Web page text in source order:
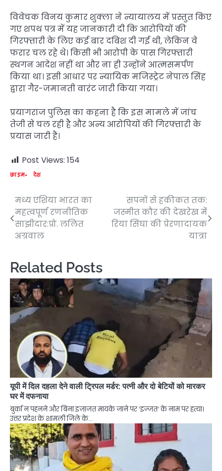
विवेचक विनय कुमार शुक्ला ने न्यायालय में प्रस्तुत किए
गए शपथ पत्र में यह जानकारी दी कि आरोपियों की
गिरफ्तारी के लिए कई बार दबिश दी गई थी, लेकिन वे
फरार चल रहे थे। किसी भी आरोपी के पास गिरफ्तारी
स्थगन आदेश नहीं था और ना ही उन्होंने आत्मसमर्पण
किया था। इसी आधार पर न्यायिक मजिस्ट्रेट नेपाल सिंह
द्वारा गैर-जमानती वारंट जारी किया गया।
प्रयागराज पुलिस का कहना है कि इस मामले में जांच
तेजी से चल रही है और अन्य आरोपियों की गिरफ्तारी के
प्रयास जारी हैं।
Post Views: 154
क्राइम देश
Post
navigation
मध्य एशिया भारत का
महत्वपूर्ण रणनीतिक
साझीदार:प्रो. ललित
अग्रवाल
सपनों से हकीकत तक:
जस्मीत कौर की देखरेख में
रिया सिंघा की प्रेरणादायक
यात्रा
Related Posts
यूपी में दिल दहला देने वाली ट्रिपल मर्डर: पत्नी और दो बेटियों को मारकर
घर में दफनाया
बुर्का न पहनने और बिना इजाजत मायके जाने पर ‘इज्जत’ के नाम पर हत्या।
उत्तर प्रदेश के शामली जिले के…